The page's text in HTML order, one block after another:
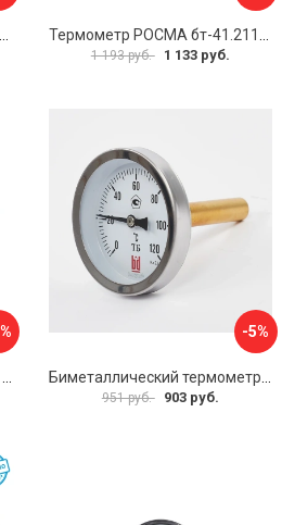
Погружной аксиальный термометр Uni-Fitt 321D4232 Термометр РОСМА бт-41.211 D070-00936
1 193 руб. 1 133 руб.
-5%
951 руб. 903 руб.